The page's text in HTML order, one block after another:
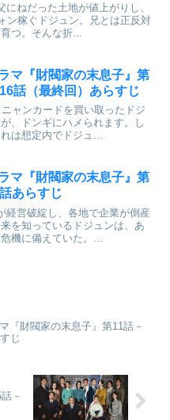
にねだった土地が値上がりし、
ン稼ぐドジュン。兄とは正反対
つ。そんな折...
マ『財閥家の末息子』第
話（最終回）あらすじ
ャンカードを買い取ったドジ
、ドンギにハメられます。し
は想定内でドジュ...
マ『財閥家の末息子』第
あらすじ
経営破綻し、各地で企業が倒産
を知っているドジュンは、あ
機に備えていた。...
『財閥家の末息子』第11話－
じ
－